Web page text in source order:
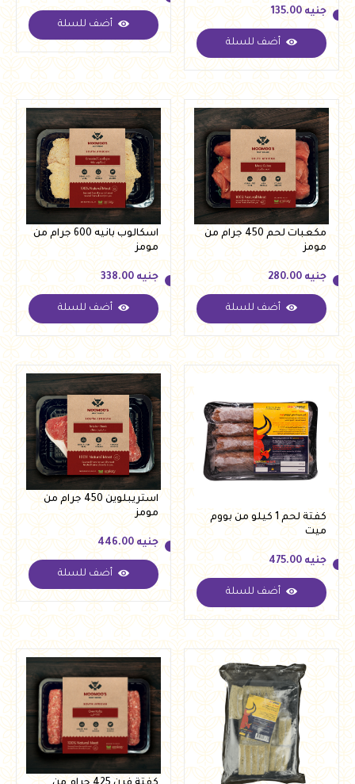
جنيه
جنيه 135.00
أضف للسلة
جنيه 235.00
أضف للسلة
مكعبات لحم 450 جرام من
مومز
جنيه 280.00
جنيه 280.00
أضف للسلة
اسكالوب بانيه 600 جرام من
مومز
جنيه 338.00
جنيه 338.00
أضف للسلة
كفتة لحم 1 كيلو من بووم
ميت
جنيه 475.00
جنيه 475.00
أضف للسلة
استريبلوين 450 جرام من
مومز
جنيه 446.00
جنيه 446.00
أضف للسلة